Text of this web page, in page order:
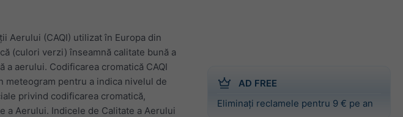
AD FREE
Eliminați reclamele pentru 9 € pe an
Aerului (CAQI) utilizat în Europa din
(culori verzi) înseamnă calitate bună a
aerului. Codificarea cromatică CAQI
meteogram pentru a indica nivelul de
privind codificarea cromatică,
a Aerului. Indicele de Calitate a Aerului